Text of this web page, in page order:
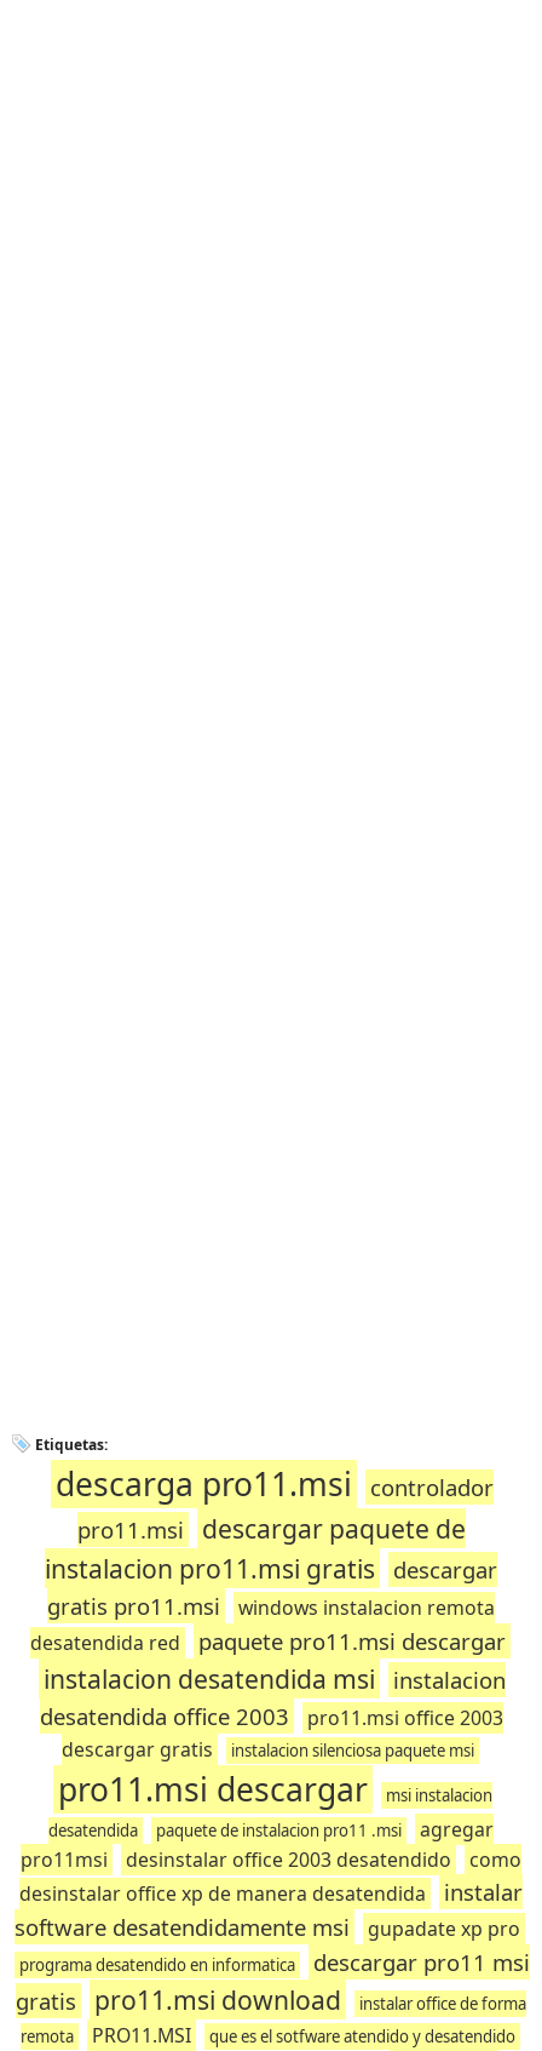
Etiquetas:
descarga pro11.msi
controlador
pro11.msi
descargar paquete de
instalacion pro11.msi gratis
descargar
gratis pro11.msi
windows instalacion remota
desatendida red
paquete pro11.msi descargar
instalacion desatendida msi
instalacion
desatendida office 2003
pro11.msi office 2003
descargar gratis
instalacion silenciosa paquete msi
pro11.msi descargar
msi instalacion
desatendida
paquete de instalacion pro11 .msi
agregar
pro11msi
desinstalar office 2003 desatendido
como
desinstalar office xp de manera desatendida
instalar
software desatendidamente msi
gupadate xp pro
programa desatendido en informatica
descargar pro11 msi
gratis
pro11.msi download
instalar office de forma
remota
PRO11.MSI
que es el sotfware atendido y desatendido